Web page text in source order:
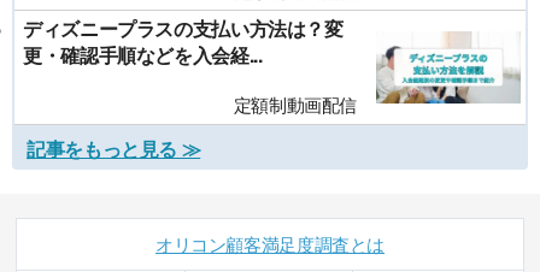
ディズニープラスの支払い方法は？変
更・確認手順などを入会経...
定額制動画配信
記事をもっと見る ≫
オリコン顧客満足度調査とは